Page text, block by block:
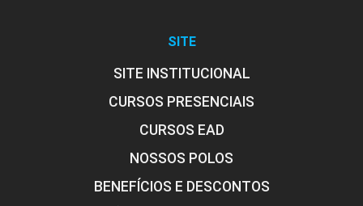
SITE
SITE INSTITUCIONAL
CURSOS PRESENCIAIS
CURSOS EAD
NOSSOS POLOS
BENEFÍCIOS E DESCONTOS